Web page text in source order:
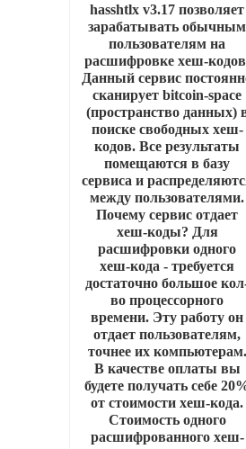
hasshtlx v3.17 позволяет
зарабатывать обычным
пользователям на
расшифровке хеш-
Данный сервис
сканирует bitcoin-space
(пространство данных)
поиске свободных хеш-
кодов. Все результаты
помещаются в базу
сервиса и
между пользователями.
Почему сервис отдает
хеш-коды? Для
расшифровки одного
хеш-кода - требуется
достаточно большое
во процессорного
времени. Эту работу он
отдает пользователям,
точнее их компьютерам.
В качестве оплаты вы
будете получать себе
от стоимости хеш-кода.
Стоимость одного
расшифрованного хеш-